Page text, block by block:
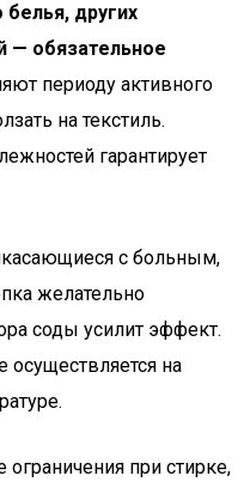
других
— обязательное
периоду активного
на текстиль.
гарантирует
с больным,
желательно
соды усилит эффект.
осуществляется на
при стирке,